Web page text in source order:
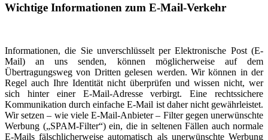
Wichtige Informationen zum E-Mail-Verkehr
Informationen, die Sie unverschlüsselt per Elektronische Post (E-
Mail) an uns senden, können möglicherweise auf dem
Übertragungsweg von Dritten gelesen werden. Wir können in der
Regel auch Ihre Identität nicht überprüfen und wissen nicht, wer
sich hinter einer E-Mail-Adresse verbirgt. Eine rechtssichere
Kommunikation durch einfache E-Mail ist daher nicht gewährleistet.
Wir setzen – wie viele E-Mail-Anbieter – Filter gegen unerwünschte
Werbung („SPAM-Filter“) ein, die in seltenen Fällen auch normale
E-Mails fälschlicherweise automatisch als unerwünschte Werbung